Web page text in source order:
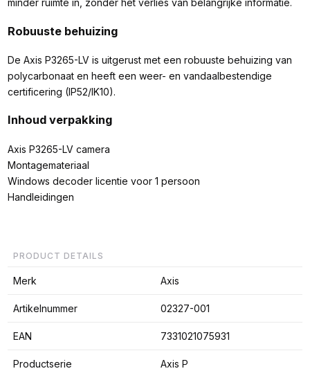
minder ruimte in, zonder het verlies van belangrijke informatie.
Robuuste behuizing
De Axis P3265-LV is uitgerust met een robuuste behuizing van
polycarbonaat en heeft een weer- en vandaalbestendige
certificering (IP52/IK10).
Inhoud verpakking
Axis P3265-LV camera
Montagemateriaal
Windows decoder licentie voor 1 persoon
Handleidingen
PRODUCT DETAILS
Merk Axis
Artikelnummer 02327-001
EAN 7331021075931
Productserie Axis P